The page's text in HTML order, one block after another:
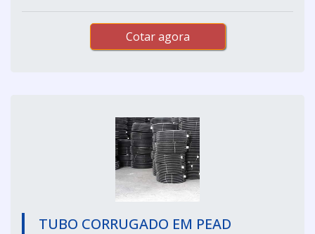
Cotar agora
TUBO CORRUGADO EM PEAD